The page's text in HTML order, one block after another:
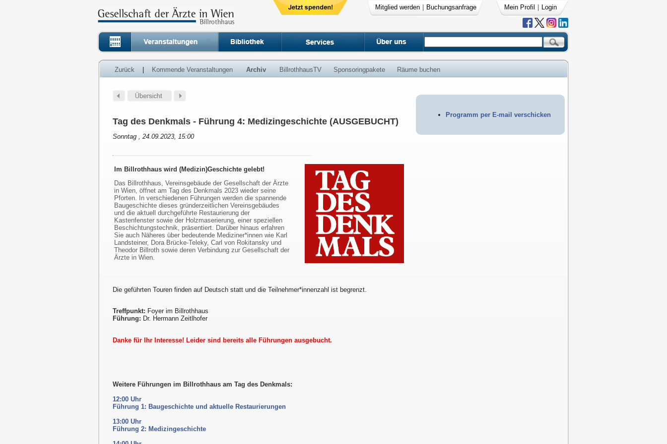
Mitglied werden Buchungsanfrage Mein Profil Login
Zurück Kommende Veranstaltungen Archiv BillrothhausTV Sponsoringpakete Räume buchen
Programm per E-mail verschicken
Tag des Denkmals - Führung 4: Medizingeschichte (AUSGEBUCHT)
Sonntag , 24.09.2023, 15:00
Im Billrothhaus wird (Medizin)Geschichte gelebt!
Das Billrothhaus, Vereinsgebäude der Gesellschaft der Ärzte
in Wien, öffnet am Tag des Denkmals 2023 wieder seine
Pforten. In verschiedenen Führungen werden die spannende
Baugeschichte dieses gründerzeitlichen Vereinsgebäudes
und die aktuell durchgeführte Restaurierung der
Kastenfenster sowie der Holzmaserierung, einer speziellen
Beschichtungstechnik, präsentiert. Darüber hinaus erfahren
Sie auch Näheres über bedeutende Mediziner*innen wie Karl
Landsteiner, Dora Brücke-Teleky, Carl von Rokitansky und
Theodor Billroth sowie deren Verbindung zur Gesellschaft der
Ärzte in Wien.
Die geführten Touren finden auf Deutsch statt und die Teilnehmer*innenzahl ist begrenzt.
Treffpunkt: Foyer im Billrothhaus
Führung: Dr. Hermann Zeitlhofer
Danke für Ihr Interesse! Leider sind bereits alle Führungen ausgebucht.
Weitere Führungen im Billrothhaus am Tag des Denkmals:
12:00 Uhr
Führung 1: Baugeschichte und aktuelle Restaurierungen
13:00 Uhr
Führung 2: Medizingeschichte